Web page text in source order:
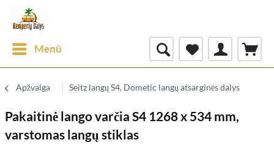
Menü
Apžvalga Seitz langų S4, Dometic langų atsarginės dalys
Pakaitinė lango varčia S4 1268 x 534 mm,
varstomas langų stiklas